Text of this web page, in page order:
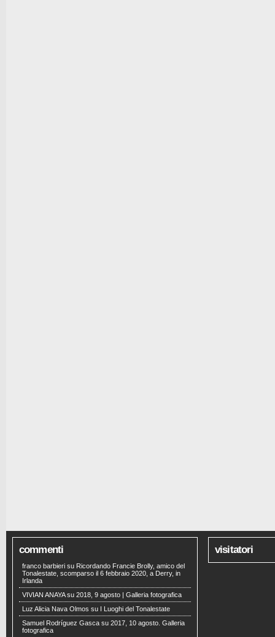
commenti
franco barbieri su Ricordando Francie Brolly, amico del
Tonalestate, scomparso il 6 febbraio 2020, a Derry, in
Irlanda
VIVIAN ANAYAsu 2018, 9 agosto | Galleria fotografica
Luz Alicia Nava Olmos su
I Luoghi del Tonalestate
Samuel Rodríguez Gasca su 2017, 10 agosto. Galleria
fotografica
visitatori